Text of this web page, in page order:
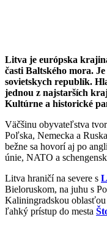
Litva je európska
časti Baltského mora.
sovietskych republík.
jednou z najstarších
Kultúrne a historické
Väčšinu obyvateľstva
Poľska, Nemecka a
bežne sa hovorí aj po
únie, NATO a
Litva hraničí na severe s
Bieloruskom, na juhu s
Kaliningradskou
ľahký prístup do mesta